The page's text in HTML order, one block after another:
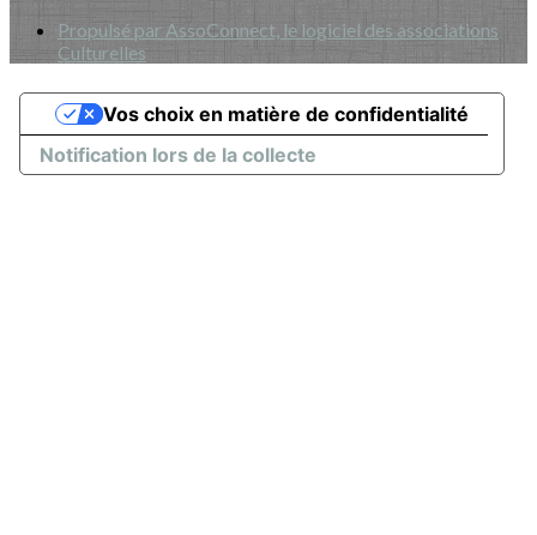
Propulsé par AssoConnect, le logiciel des associations
Culturelles
Notification lors de la collecte
Vos choix en matière de confidentialité